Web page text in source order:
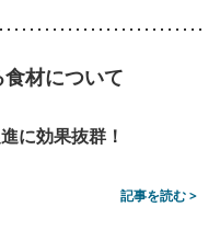
材について
に効果抜群！
記事を読む >